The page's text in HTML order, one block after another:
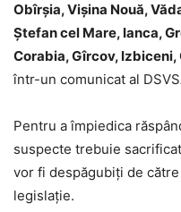
Obîrşia, Vişina Nouă,
Ştefan cel Mare, Ianca,
Corabia, Gîrcov,
într-un comunicat al
Pentru a împiedica
suspecte trebuie
vor fi despăgubiți de
legislație.